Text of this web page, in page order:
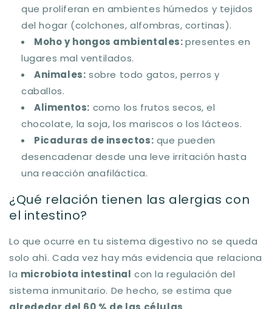
que proliferan en ambientes húmedos y tejidos
del hogar (colchones, alfombras, cortinas).
Moho y hongos ambientales:presentes en
lugares mal ventilados.
Animales: sobre todo gatos, perros y
caballos.
Alimentos: como los frutos secos, el
chocolate, la soja, los mariscos o los lácteos.
Picaduras de insectos: que pueden
desencadenar desde una leve irritación hasta
una reacción anafiláctica.
¿Qué relación tienen las alergias con
el intestino?
Lo que ocurre en tu sistema digestivo no se queda
solo ahí. Cada vez hay más evidencia que relaciona
la microbiota intestinal con la regulación del
sistema inmunitario. De hecho, se estima que